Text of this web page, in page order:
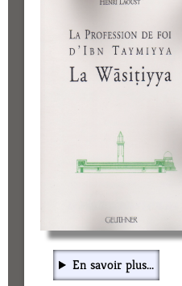
En savoir plus...